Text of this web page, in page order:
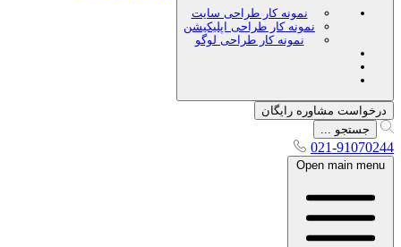
نمونه کار طراحی سایت
نمونه کار طراحی اپلیکیشن
نمونه کار طراحی لوگو
درخواست مشاوره رایگان
جستجو ...
021-91070244
Open main menu